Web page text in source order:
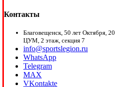
Контакты
Благовещенск, 50 лет Октября, 20
ЦУМ, 2 этаж, секция 7
info@sportslegion.ru
WhatsApp
Telegram
MAX
VKontakte